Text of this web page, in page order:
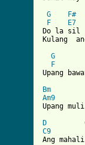
G
F#
F
E7
Do la sil
Kulang
G
F
Upang
Bm
Am9
Upang
D
C9
Ang